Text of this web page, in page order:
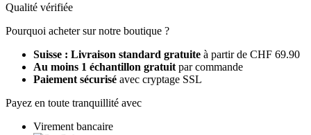
Qualité vérifiée
Pourquoi acheter sur notre boutique ?
Suisse : Livraison standard gratuite à partir de CHF 69.90
Au moins 1 échantillon gratuit par commande
Paiement sécurisé avec cryptage SSL
Payez en toute tranquillité avec
Virement bancaire